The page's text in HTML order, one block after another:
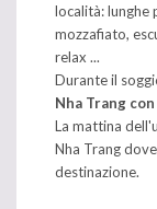
località: lunghe
mozzafiato,
relax ...
Durante il
Nha Trang
La mattina
Nha Trang
destinazione.